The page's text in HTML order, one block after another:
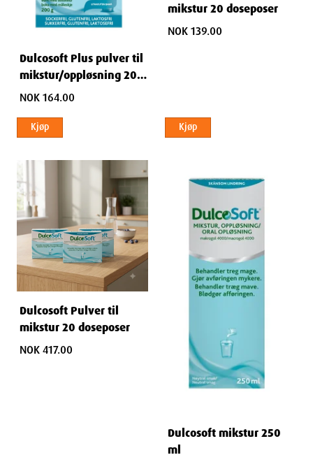
Dulcosoft Plus pulver til
mikstur/oppløsning 200
g
NOK 164.00
Kjøp
mikstur 20 doseposer
NOK 139.00
Kjøp
Dulcosoft Pulver til
mikstur 20 doseposer
NOK 417.00
Dulcosoft mikstur 250
ml